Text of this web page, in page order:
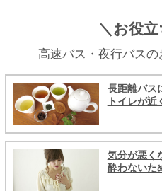
＼お役
高速バス・夜行バスの
長距離バス
トイレが近
気分が悪く
酔わないた